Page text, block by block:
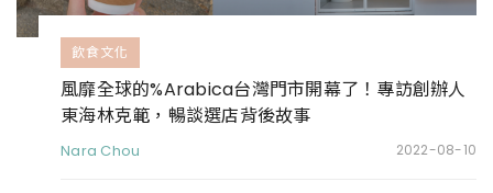
飲食文化
風靡全球的%Arabica台灣門市開幕了！專訪創辦人
東海林克範，暢談選店背後故事
Nara Chou 2022-08-10